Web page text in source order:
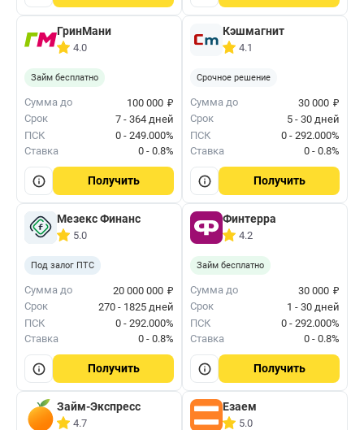
ГринМани
4.0
Займ бесплатно
Сумма до 100 000 ₽
Срок
7 - 364 дней
ПСК
0 - 249.000%
Ставка
0 - 0.8%
Получить
Кэшмагнит
4.1
Срочное решение
Сумма до 30 000 ₽
Срок
5 - 30 дней
ПСК
0 - 292.000%
Ставка
0 - 0.8%
Получить
Мезекс Финанс
5.0
Под залог ПТС
Сумма до 20 000 000 ₽
Срок
270 - 1825 дней
ПСК
0 - 292.000%
Ставка
0 - 0.8%
Получить
Финтерра
4.2
Займ бесплатно
Сумма до 30 000 ₽
Срок
1 - 30 дней
ПСК
0 - 292.000%
Ставка
0 - 0.8%
Получить
Займ-Экспресс
4.7
Езаем
5.0